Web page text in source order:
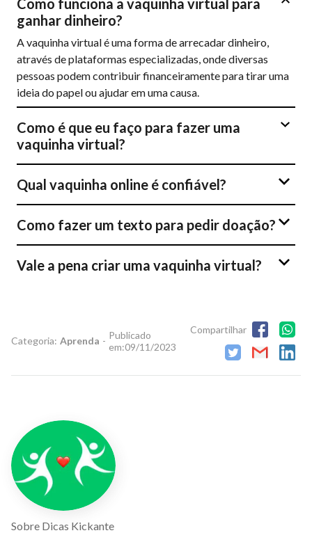
Como funciona a vaquinha virtual para
ganhar dinheiro?
A vaquinha virtual é uma forma de arrecadar dinheiro,
através de plataformas especializadas, onde diversas
pessoas podem contribuir financeiramente para tirar uma
ideia do papel ou ajudar em uma causa.
Como é que eu faço para fazer uma
vaquinha virtual?
Qual vaquinha online é confiável?
Como fazer um texto para pedir doação?
Vale a pena criar uma vaquinha virtual?
Categoria: Aprenda - Publicado
em:09/11/2023
Compartilhar
Sobre Dicas Kickante